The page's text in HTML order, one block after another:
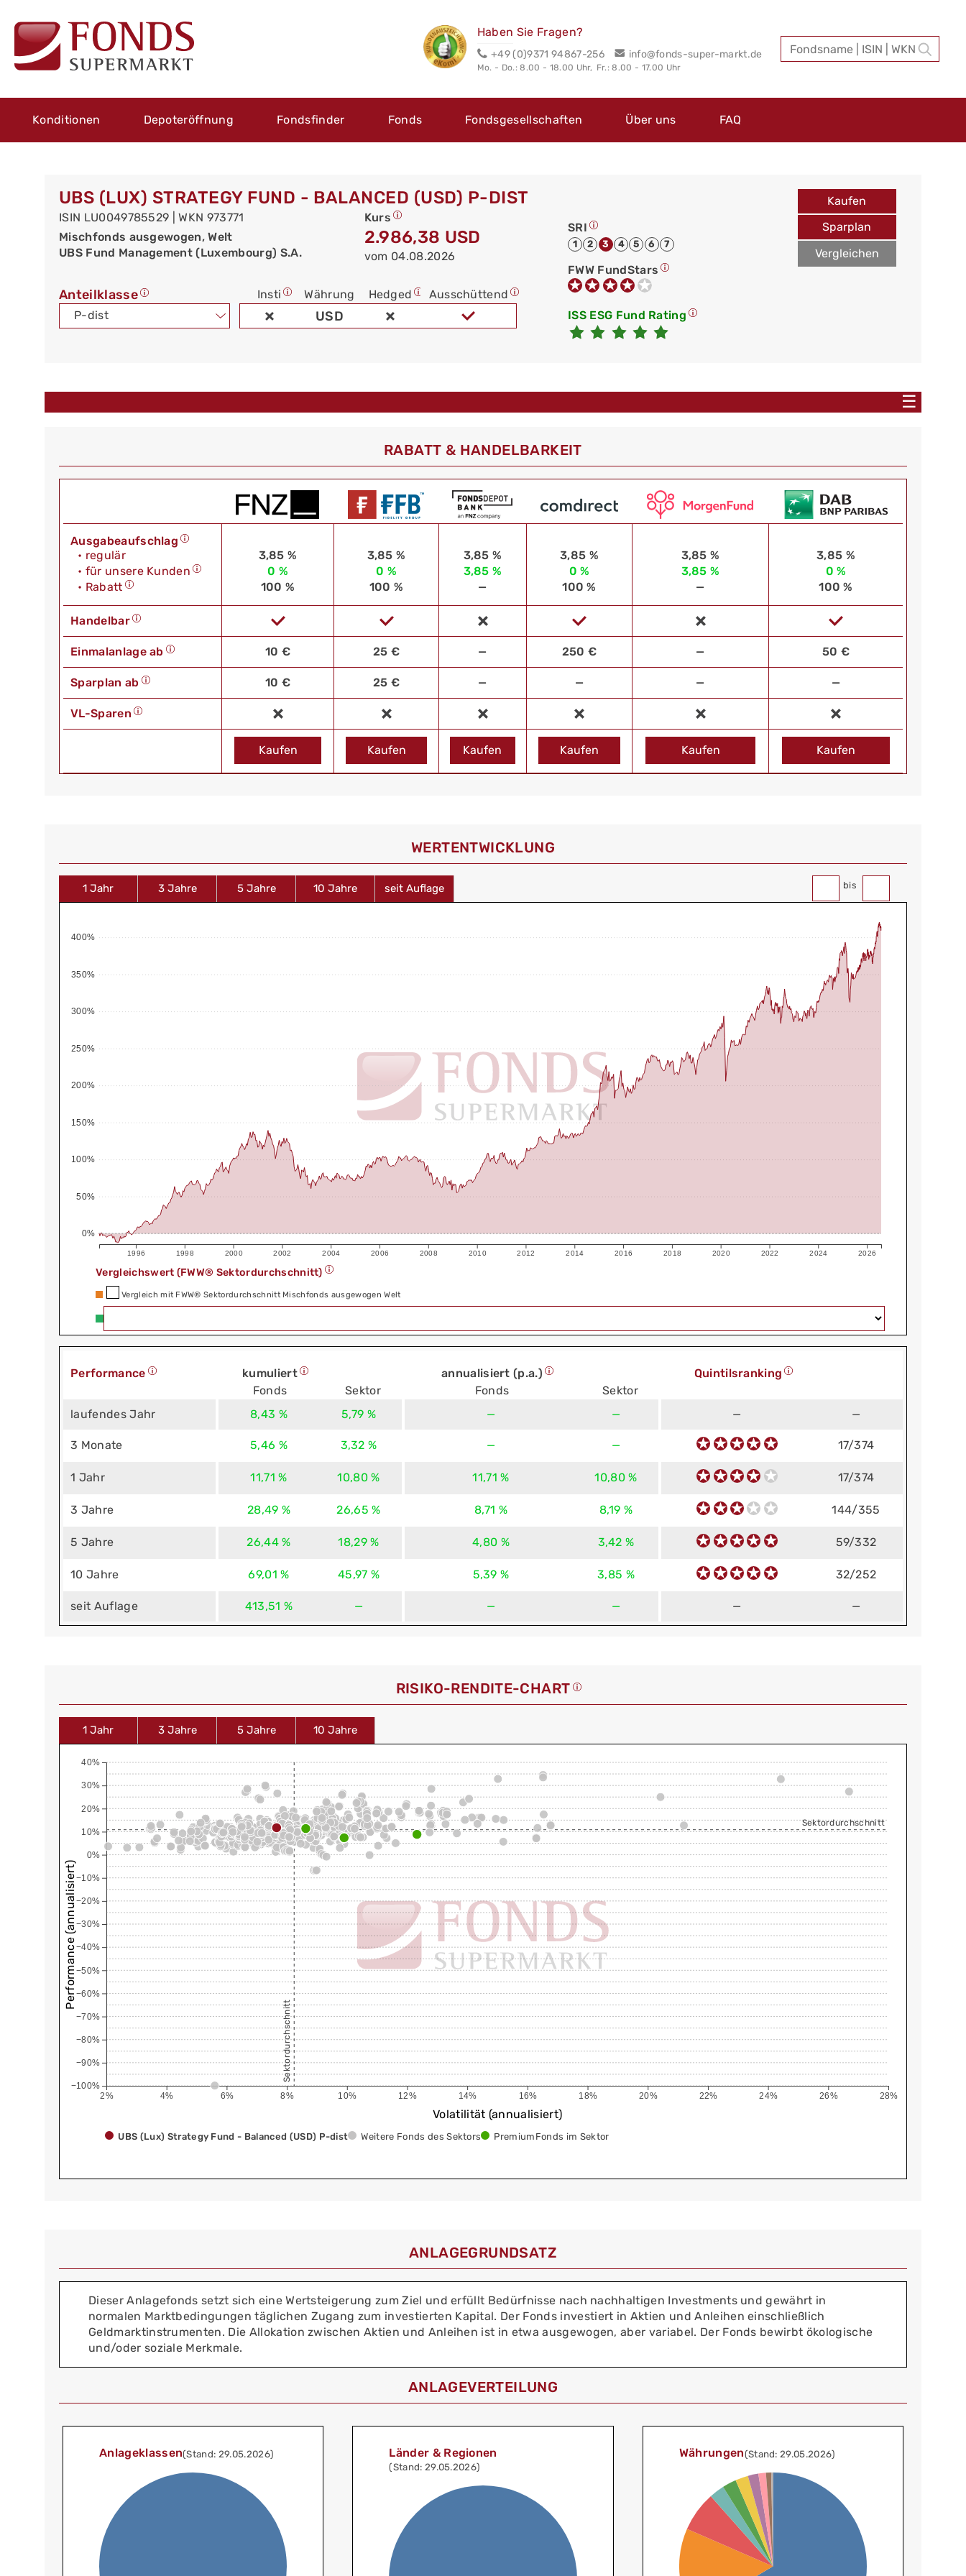
Haben Sie Fragen?
+49 (0)9371 94867-256 info@fonds-super-markt.de
Mo. - Do.: 8.00 - 18.00 Uhr, Fr.: 8.00 - 17.00 Uhr
Konditionen Depoteröffnung Fondsfinder Fonds Fondsgesellschaften Über uns FAQ
UBS (LUX) STRATEGY FUND - BALANCED (USD) P-DIST
ISIN LU0049785529 | WKN 973771
Mischfonds ausgewogen, Welt
UBS Fund Management (Luxembourg) S.A.
Kurs
2.986,38 USD
vom 04.08.2026
Anteilklasse Insti Währung Hedged
Ausschüttend
P-dist
USD
SRI
1 2 3 4 5 6 7
FWW FundStars
ISS ESG Fund Rating
Kaufen
Sparplan
Vergleichen
☰
RABATT & HANDELBARKEIT
Ausgabeaufschlag
• regulär
3,85 % 3,85 % 3,85 % 3,85 % 3,85 %
3,85 %
• für unsere Kunden
0 % 0 % 3,85 % 0 % 3,85 %
0 %
• Rabatt
100 % 100 % — 100 % — 100 %
Handelbar
Einmalanlage ab 10 € 25 € — 250 € — 50 €
Sparplan ab 10 € 25 € — — — —
VL-Sparen
Kaufen Kaufen Kaufen Kaufen Kaufen Kaufen
WERT­ENTWICKLUNG
1 Jahr 3 Jahre 5 Jahre 10 Jahre seit Auflage bis
1996 1998 2000 2002 2004 2006 2008 2010 2012 2014 2016 2018 2020 2022 2024 2026
0%
50%
100%
150%
200%
250%
300%
350%
400%
Vergleichswert (FWW® Sektordurchschnitt)
Vergleich mit FWW® Sektordurchschnitt Mischfonds ausgewogen Welt
Performance
kumuliert
Fonds
Sektor
annualisiert (p.a.)
Fonds
Sektor
Quintilsranking
laufendes Jahr 8,43 % 5,79 % — — — —
3 Monate 5,46 % 3,32 % — — 17/374
1 Jahr 11,71 % 10,80 % 11,71 % 10,80 % 17/374
3 Jahre 28,49 % 26,65 % 8,71 % 8,19 % 144/355
5 Jahre 26,44 % 18,29 % 4,80 % 3,42 % 59/332
10 Jahre 69,01 % 45,97 % 5,39 % 3,85 % 32/252
seit Auflage 413,51 % — — — — —
RISIKO-RENDITE-CHART
1 Jahr 3 Jahre 5 Jahre 10 Jahre
2% 4% 6% 8% 10% 12% 14% 16% 18% 20% 22% 24% 26% 28%
−100%
−90%
−80%
−70%
−60%
−50%
−40%
−30%
−20%
−10%
0%
10%
20%
30%
40%
Sektordurchschnitt
Sektordurchschnitt
Volatilität (annualisiert)
Performance (annualisiert)
UBS (Lux) Strategy Fund - Balanced (USD) P-dist Weitere Fonds des Sektors PremiumFonds im Sektor
ANLAGEGRUNDSATZ
Dieser Anlagefonds setzt sich eine Wertsteigerung zum Ziel und erfüllt Bedürfnisse nach nachhaltigen Investments und gewährt in
normalen Marktbedingungen täglichen Zugang zum investierten Kapital. Der Fonds investiert in Aktien und Anleihen einschließlich
Geldmarktinstrumenten. Die Allokation zwischen Aktien und Anleihen ist in etwa ausgewogen, aber variabel. Der Fonds bewirbt ökologische
und/oder soziale Merkmale.
ANLAGEVERTEILUNG
Anlageklassen(Stand: 29.05.2026) Länder & Regionen
(Stand: 29.05.2026)
Währungen(Stand: 29.05.2026)